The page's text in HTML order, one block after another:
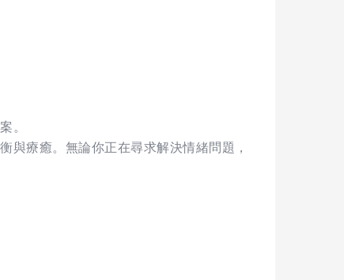
。
與療癒。無論你正在尋求解決情緒問題，